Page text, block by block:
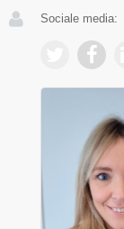
Sociale media: